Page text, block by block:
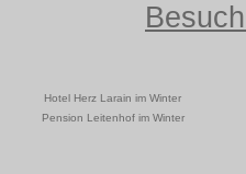
Hotel Herz Larain im Winter
Pension Leitenhof im Winter